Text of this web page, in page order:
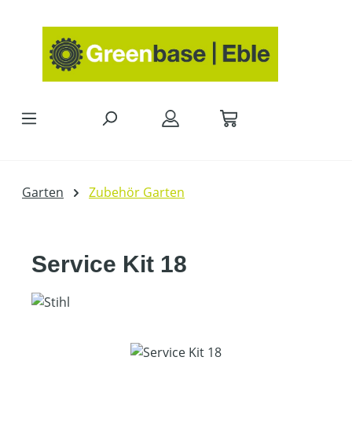
Garten Zubehör Garten
Service Kit 18
Bildergalerie überspringen